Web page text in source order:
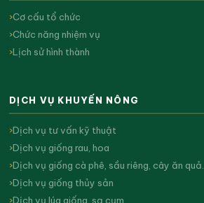
Cơ cấu tổ chức
Chức năng nhiệm vụ
Lịch sử hình thành
DỊCH VỤ KHUYẾN NÔNG
Dịch vụ tư vấn kỹ thuật
Dịch vụ giống rau, hoa
Dịch vụ giống cà phê, sầu riêng, cây ăn quả…
Dịch vụ giống thủy sản
Dịch vụ lúa giống, sạ cụm